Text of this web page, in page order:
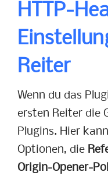
HTTP-
Reiter
Wenn du das
ersten Reiter die
Plugins. Hier
Optionen, die
Origin-Opener-